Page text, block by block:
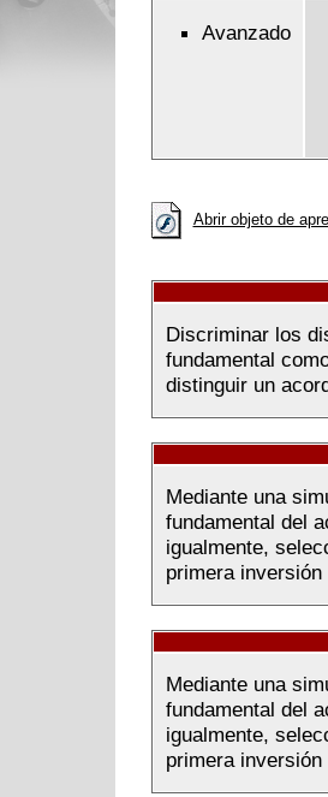
Avanzado
Abrir objeto de
Discriminar los
fundamental
distinguir un
Mediante una
fundamental del
igualmente,
primera
Mediante una
fundamental del
igualmente,
primera